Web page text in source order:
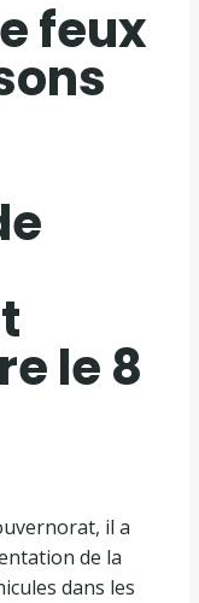
feux
le 8
il a
de la
dans les